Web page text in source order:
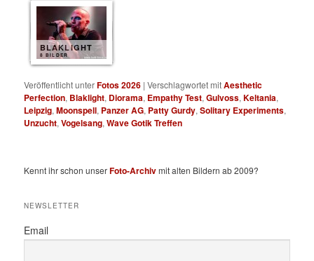
BLAKLIGHT
8 BILDER
Veröffentlicht unterFotos 2026 |Verschlagwortet mitAesthetic
Perfection, Blaklight, Diorama, Empathy Test,Gulvoss,Keltania,
Leipzig,Moonspell, Panzer AG, Patty Gurdy,Solitary Experiments,
Unzucht,Vogelsang,Wave Gotik Treffen
Kennt ihr schon unserFoto-Archivmit alten Bildern ab 2009?
NEWSLETTER
Email